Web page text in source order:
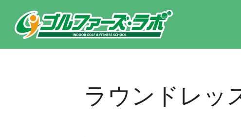
東京都新宿区・文京区ゴルフレッスンのゴルファーズ・ラボ » ラウンドレッスン情報のページです。新宿区、若松河田で気軽にゴルフレ
ラウンドレッ